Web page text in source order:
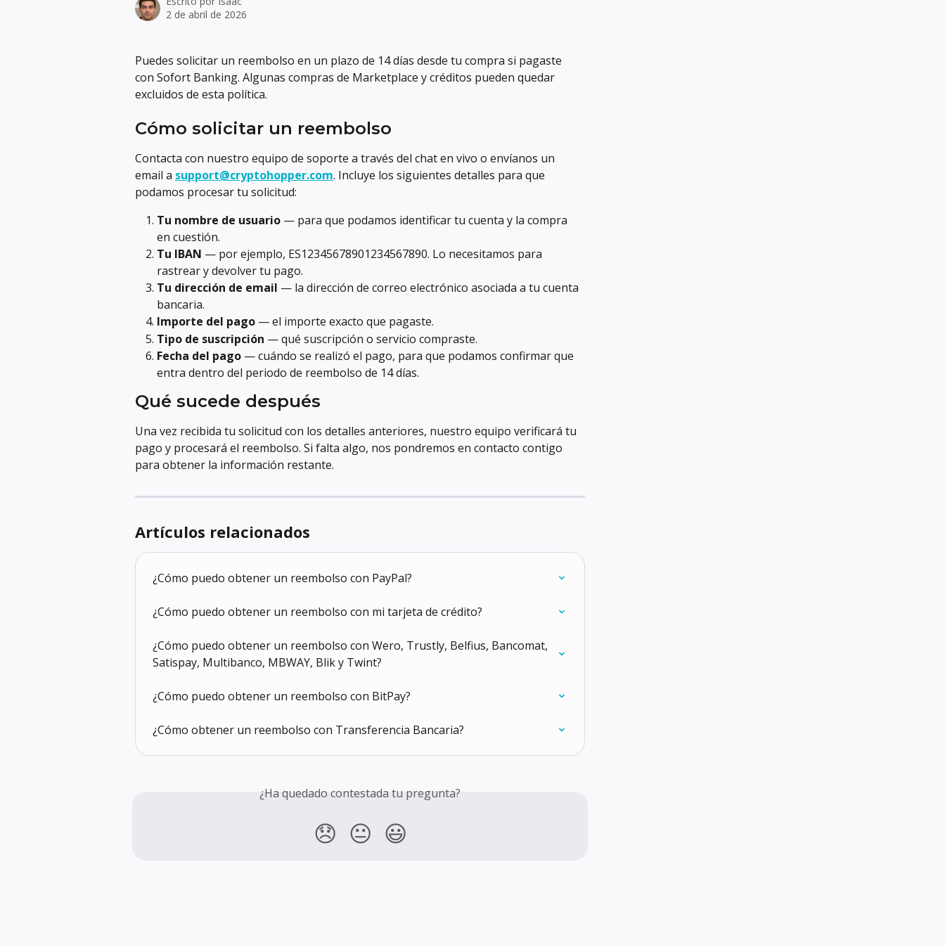
2 de abril de 2026
Puedes solicitar un reembolso en un plazo de 14 días desde tu compra si pagaste
con Sofort Banking. Algunas compras de Marketplace y créditos pueden quedar
excluidos de esta política.
Cómo solicitar un reembolso
Contacta con nuestro equipo de soporte a través del chat en vivo o envíanos un
email a support@cryptohopper.com. Incluye los siguientes detalles para que
podamos procesar tu solicitud:
Tu nombre de usuario — para que podamos identificar tu cuenta y la compra
en cuestión.
Tu IBAN — por ejemplo, ES12345678901234567890. Lo necesitamos para
rastrear y devolver tu pago.
Tu dirección de email — la dirección de correo electrónico asociada a tu cuenta
bancaria.
Importe del pago — el importe exacto que pagaste.
Tipo de suscripción — qué suscripción o servicio compraste.
Fecha del pago — cuándo se realizó el pago, para que podamos confirmar que
entra dentro del periodo de reembolso de 14 días.
Qué sucede después
Una vez recibida tu solicitud con los detalles anteriores, nuestro equipo verificará tu
pago y procesará el reembolso. Si falta algo, nos pondremos en contacto contigo
para obtener la información restante.
Artículos relacionados
¿Cómo puedo obtener un reembolso con PayPal?
¿Cómo puedo obtener un reembolso con mi tarjeta de crédito?
¿Cómo puedo obtener un reembolso con Wero, Trustly, Belfius, Bancomat,
Satispay, Multibanco, MBWAY, Blik y Twint?
¿Cómo puedo obtener un reembolso con BitPay?
¿Cómo obtener un reembolso con Transferencia Bancaria?
¿Ha quedado contestada tu pregunta?
😞 😐 😃